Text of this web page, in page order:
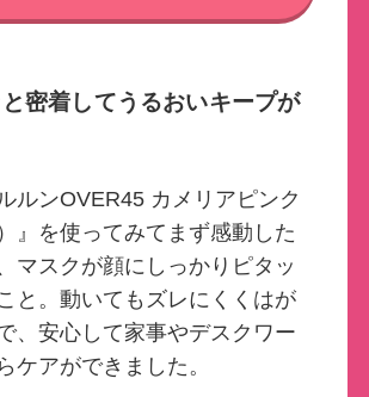
密着してうるおいキープが
ルンOVER45 カメリアピンク
』を使ってみてまず感動した
マスクが顔にしっかりピタッ
と。動いてもズレにくくはが
、安心して家事やデスクワー
ケアができました。